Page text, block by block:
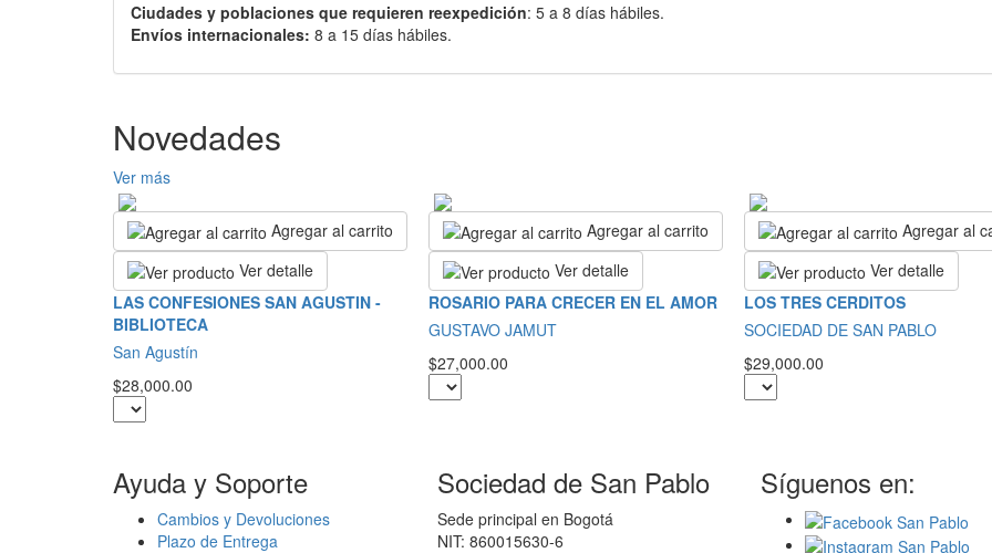
Ciudades y poblaciones que requieren reexpedición: 5 a 8 días hábiles.
Envíos internacionales: 8 a 15 días hábiles.
Novedades
Ver más
Agregar al carrito
Ver detalle
LAS CONFESIONES SAN AGUSTIN -
BIBLIOTECA
San Agustín
$28,000.00
Agregar al carrito
Ver detalle
ROSARIO PARA CRECER EN EL AMOR
GUSTAVO JAMUT
$27,000.00
Agregar al
Ver detalle
LOS TRES CERDITOS
SOCIEDAD DE SAN PABLO
$29,000.00
Ayuda y Soporte
Cambios y Devoluciones
Plazo de Entrega
Sociedad de San Pablo
Sede principal en Bogotá
NIT: 860015630-6
Síguenos en: